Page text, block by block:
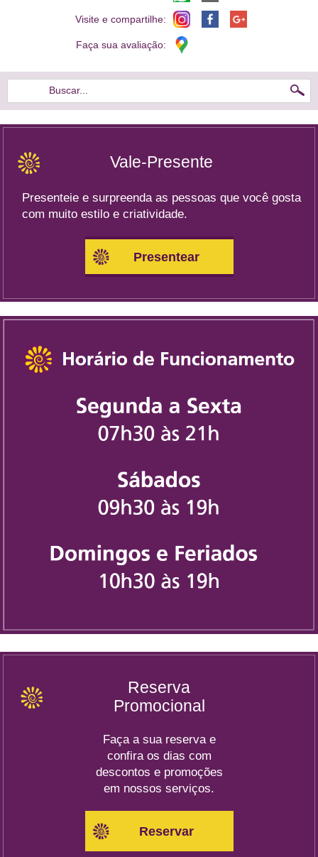
Visite e compartilhe:
Faça sua avaliação:
Buscar...
Vale-Presente
Presenteie e surpreenda as pessoas que você gosta
com muito estilo e criatividade.
Presentear
Reserva
Promocional
Faça a sua reserva e
confira os dias com
descontos e promoções
em nossos serviços.
Reservar